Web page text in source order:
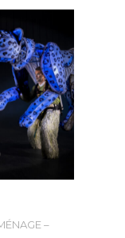
–